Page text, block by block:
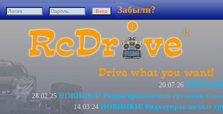
Забыли?
20.07.26
28.02.25 НОВИНКА! Радиоуправляемый грузовик
14.03.24 НОВИНКИ! Радиоуправляемые